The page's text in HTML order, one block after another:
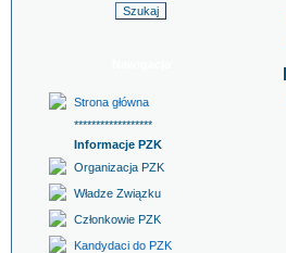
Strona główna
******************
Informacje PZK
Organizacja PZK
Władze Związku
Członkowie PZK
Kandydaci do PZK